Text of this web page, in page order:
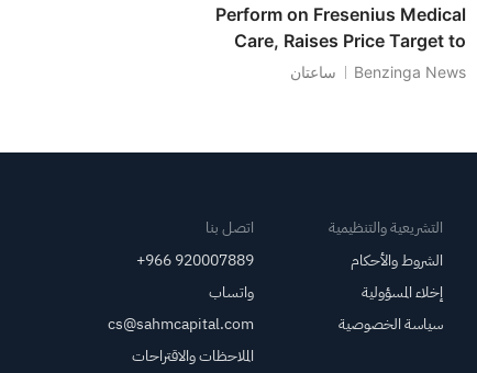
Perform on Fresenius Medical
Care, Raises Price Target to
$25.8
Benzinga News ساعتان
التشريعية والتنظيمية
الشروط والأحكام
إخلاء المسؤولية
سياسة الخصوصية
اتصل بنا
+966 920007889
واتساب
cs@sahmcapital.com
الملاحظات والاقتراحات